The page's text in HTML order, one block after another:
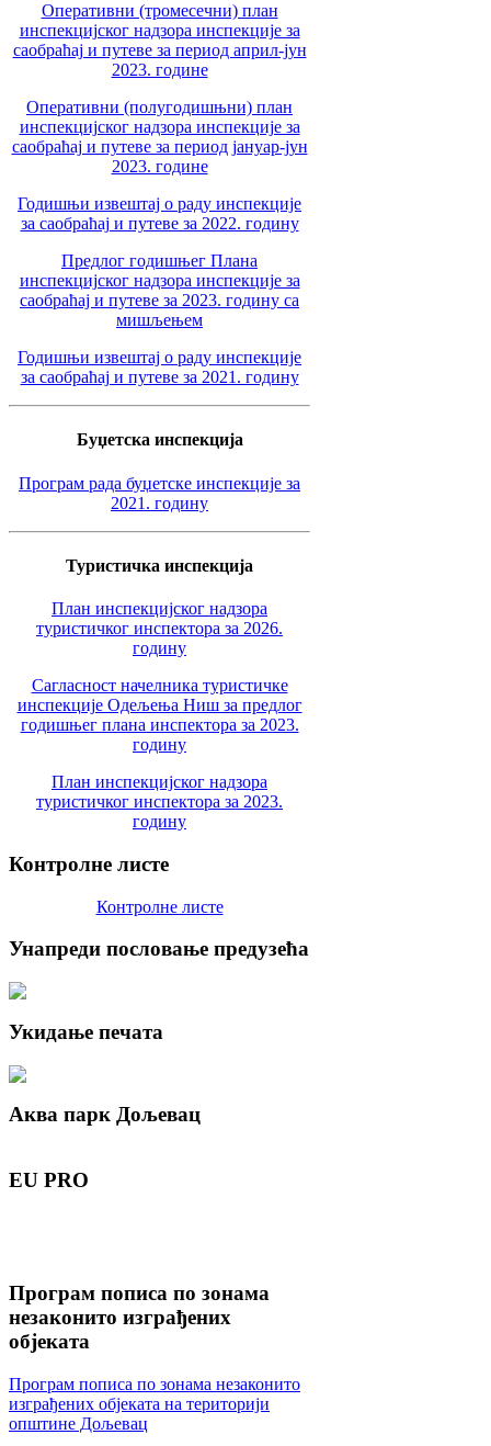
Оперативни (тромесечни) план
инспекцијског надзора инспекције за
саобраћај и путеве за период април-јун
2023. године
Оперативни (полугодишњни) план
инспекцијског надзора инспекције за
саобраћај и путеве за период јануар-јун
2023. године
Годишњи извештај о раду инспекције
за саобраћај и путеве за 2022. годину
Предлог годишњег Плана
инспекцијског надзора инспекције за
саобраћај и путеве за 2023. годину са
мишљењем
Годишњи извештај о раду инспекције
за саобраћај и путеве за 2021. годину
Буџетска инспекција
Програм рада буџетске инспекције за
2021. годину
Туристичка инспекција
План инспекцијског надзора
туристичког инспектора за 2026.
годину
Сагласност начелника туристичке
инспекције Одељења Ниш за предлог
годишњег плана инспектора за 2023.
годину
План инспекцијског надзора
туристичког инспектора за 2023.
годину
Контролне листе
Контролне листе
Унапреди пословање предузећа
Укидање печата
Аква парк Дољевац
EU PRO
Програм пописа по зонама
незаконито изграђених
објеката
Програм пописа по зонама незаконито
изграђених објеката на територији
општине Дољевац